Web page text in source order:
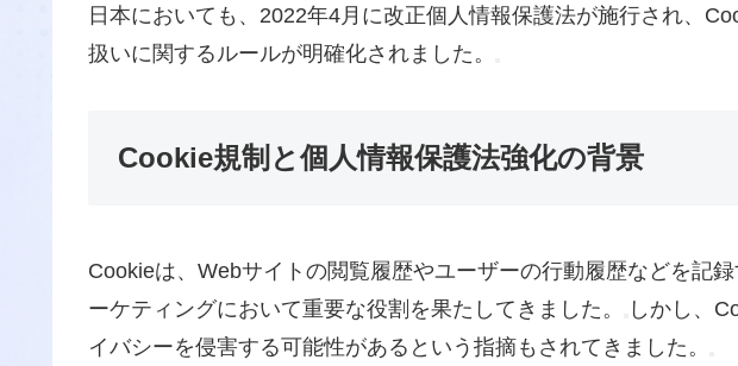
日本においても、2022年4月に改正個人情報保護法が施行され、
扱いに関するルールが明確化されました。
Cookie規制と個人情報保護法強化の背景
Cookieは、Webサイトの閲覧履歴やユーザーの行動履歴などを記
ーケティングにおいて重要な役割を果たしてきました。
しかし、
イバシーを侵害する可能性があるという指摘もされてきました。